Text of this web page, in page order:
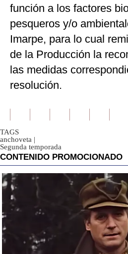
función a los factores
pesqueros y/o
Imarpe, para lo cual
de la Producción la
las medidas
resolución.
TAGS
anchoveta |
Segunda temporada